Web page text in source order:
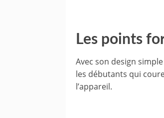
Les points
Avec son design
les débutants qui
l’appareil.